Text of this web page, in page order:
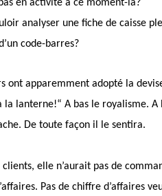
en activité à ce moment-là?
analyser une fiche de caisse
code-barres?
ont apparemment adopté la
la lanterne!“ A bas le royalisme.
De toute façon il le sentira.
clients, elle n’aurait pas de
Pas de chiffre d’affaires